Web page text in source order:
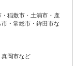
稲敷市・土浦市・鹿
・常総市・鉾田市な
岡市など